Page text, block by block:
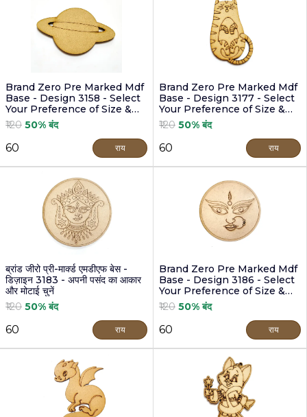
Brand Zero Pre Marked Mdf
Base - Design 3158 - Select
Your Preference of Size &
Thickness
₹120 50% बंद
₹60 राय
Brand Zero Pre Marked Mdf
Base - Design 3177 - Select
Your Preference of Size &
Thickness
₹120 50% बंद
₹60 राय
ब्रांड जीरो प्री-मार्क्ड एमडीएफ बेस -
डिज़ाइन 3183 - अपनी पसंद का आकार
और मोटाई चुनें
₹120 50% बंद
₹60 राय
Brand Zero Pre Marked Mdf
Base - Design 3186 - Select
Your Preference of Size &
Thickness
₹120 50% बंद
₹60 राय